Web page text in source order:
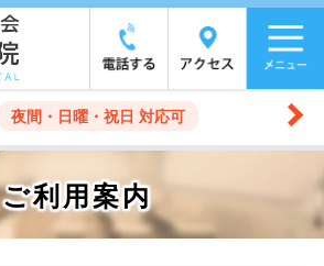
夜間・日曜・祝日 対応可
ご利用案内